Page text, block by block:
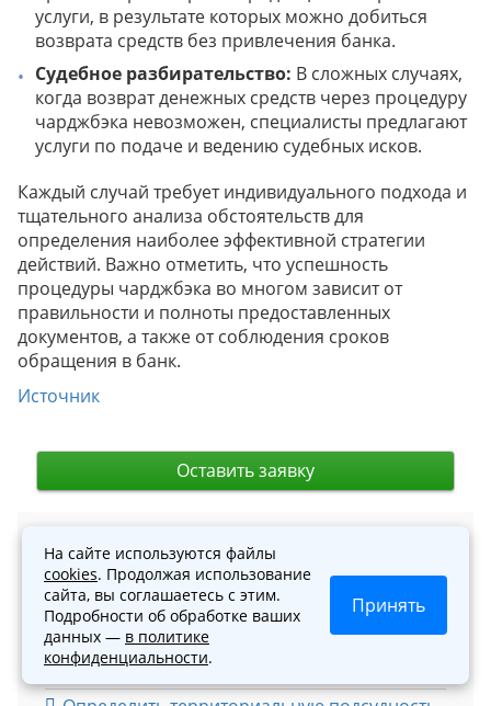
услуги, в результате которых можно добиться
возврата средств без привлечения банка.
Судебное разбирательство: В сложных случаях,
когда возврат денежных средств через процедуру
чарджбэка невозможен, специалисты предлагают
услуги по подаче и ведению судебных исков.
Каждый случай требует индивидуального подхода и
тщательного анализа обстоятельств для
определения наиболее эффективной стратегии
действий. Важно отметить, что успешность
процедуры чарджбэка во многом зависит от
правильности и полноты предоставленных
документов, а также от соблюдения сроков
обращения в банк.
Источник
Оставить заявку
Помощь в суде
Поиск по судебным делам
Законодательство РФ
Калькулятор госпошлины
На сайте используются файлы
cookies. Продолжая использование
сайта, вы соглашаетесь с этим.
Подробности об обработке ваших
данных — в политике
конфиденциальности.
Принять